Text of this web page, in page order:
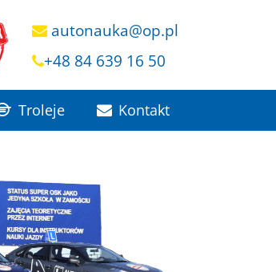
autonauka@op.pl
+48 84 639 16 50
Troleje Kontakt